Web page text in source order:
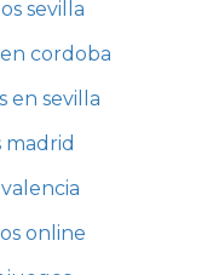
sevilla
cordoba
en sevilla
madrid
online